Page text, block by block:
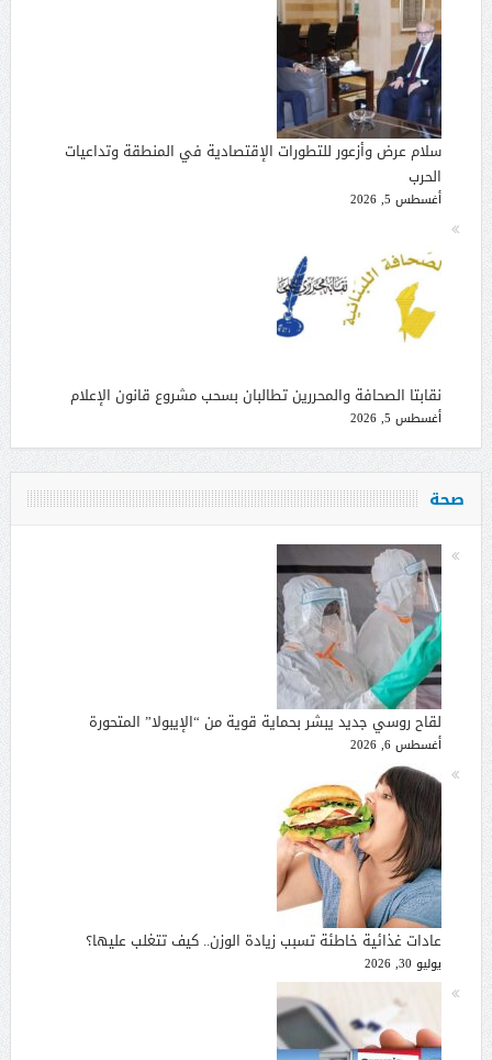
سلام عرض وأزعور للتطورات الإقتصادية في المنطقة وتداعيات
الحرب
أغسطس 5, 2026
نقابتا الصحافة والمحررين تطالبان بسحب مشروع قانون الإعلام
أغسطس 5, 2026
صحة
لقاح روسي جديد يبشر بحماية قوية من “الإيبولا” المتحورة
أغسطس 6, 2026
عادات غذائية خاطئة تسبب زيادة الوزن.. كيف تتغلب عليها؟
يوليو 30, 2026